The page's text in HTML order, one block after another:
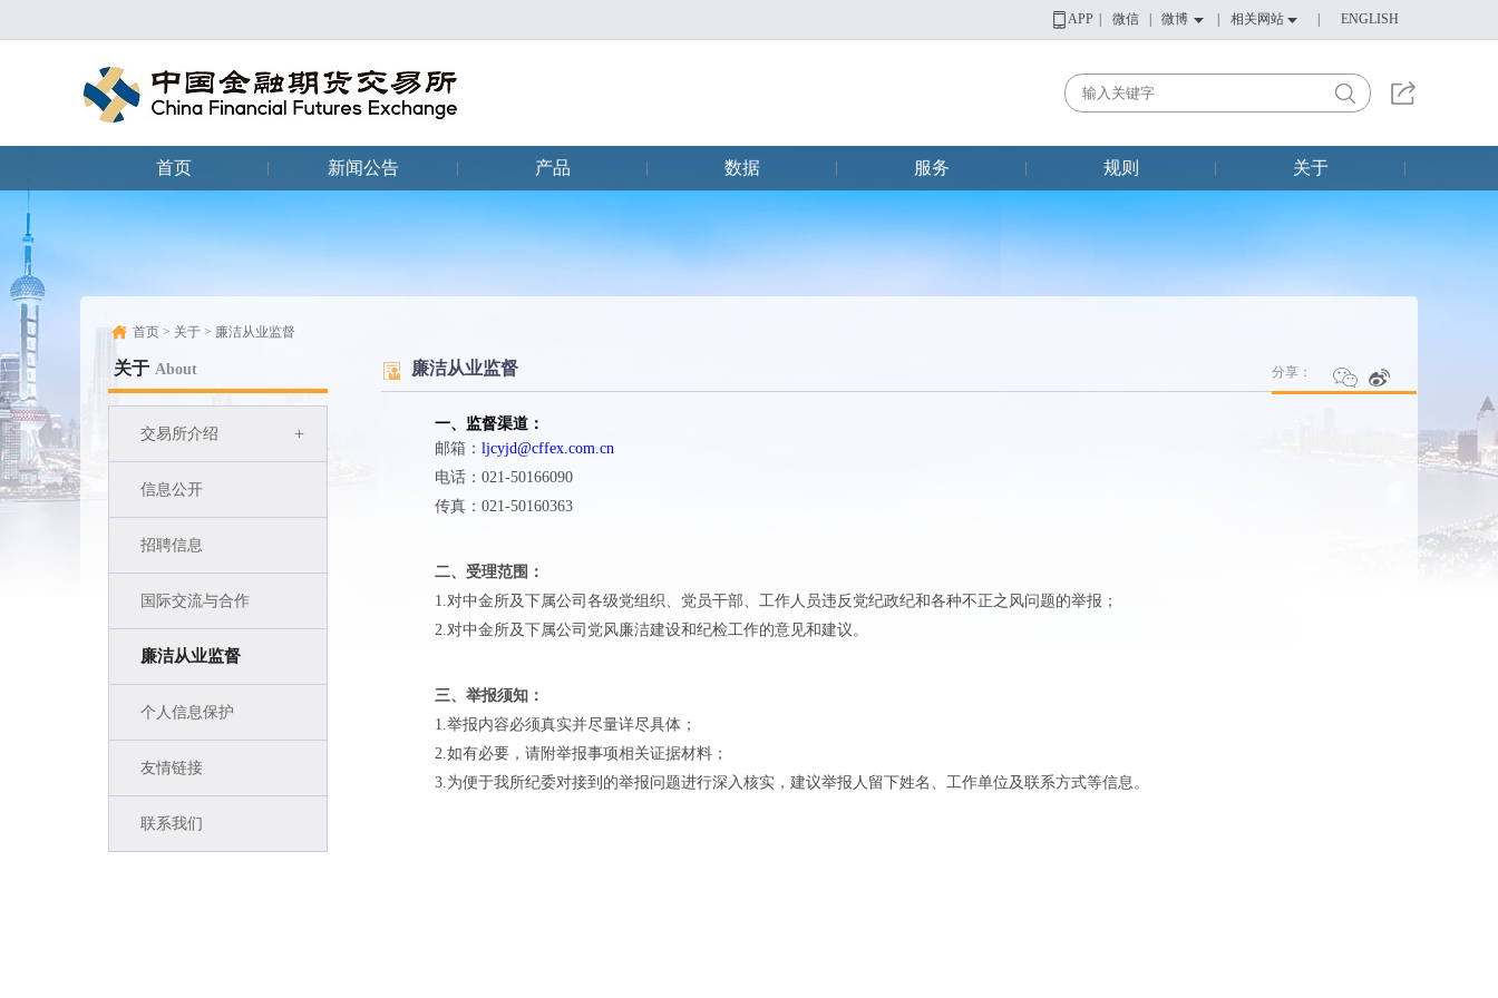
APP 微信 微博 相关网站 ENGLISH
首页 新闻公告 产品 数据 服务 规则 关于
首页 > 关于 > 廉洁从业监督
关于 About
交易所介绍 +
信息公开
招聘信息
国际交流与合作
廉洁从业监督
个人信息保护
友情链接
联系我们
廉洁从业监督 分享：
一、监督渠道：
邮箱： ljcyjd@cffex.com.cn
电话：021-50166090
传真：021-50160363
二、受理范围：
1.对中金所及下属公司各级党组织、党员干部、工作人员违反党纪政纪和各种不正之风问题的举报；
2.对中金所及下属公司党风廉洁建设和纪检工作的意见和建议。
三、举报须知：
1.举报内容必须真实并尽量详尽具体；
2.如有必要，请附举报事项相关证据材料；
3.为便于我所纪委对接到的举报问题进行深入核实，建议举报人留下姓名、工作单位及联系方式等信息。